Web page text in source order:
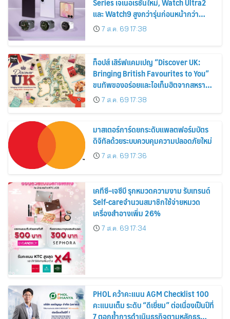
และ Watch9 สูงกว่ารุ่นก่อนหน้ากว่า
30%7 ส.ค. 69 17:38
ท็อปส์ เสิร์ฟแคมเปญ “Discover UK:
Bringing British Favourites to You”
ขนทัพของอร่อยและไอเท็มฮิตจากสหราช
อาณาจักร ส่งตรงถึงมือตั้งแต่วันนี้ – 18
สิงหาคมนี้
7 ส.ค. 69 17:38
มาสเตอร์การ์ดยกระดับแพลตฟอร์มบัตร
ดิจิทัลด้วยระบบควบคุมความปลอดภัยใหม่
7 ส.ค. 69 17:36
เคทีซี–เจซีบี รุกหมวดความงาม รับเทรนด์
Self-careจำนวนสมาชิกใช้จ่ายหมวด
เครื่องสำอางเพิ่ม 26%
7 ส.ค. 69 17:34
PHOL คว้าคะแนน AGM Checklist 100
คะแนนเต็ม ระดับ “ดีเยี่ยม” ต่อเนื่องเป็นปีที่
7 ตอกย้ำการดำเนินธุรกิจตามหลักธร